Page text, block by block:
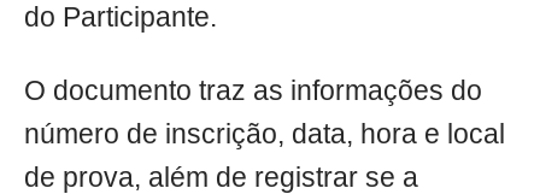
do Participante.
O documento traz as informações do
número de inscrição, data, hora e local
de prova, além de registrar se a